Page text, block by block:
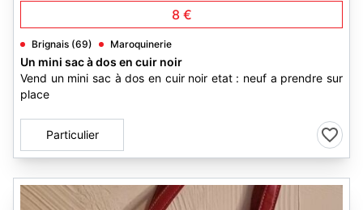
8 €
Brignais (69) Maroquinerie
Un mini sac à dos en cuir noir
Vend un mini sac à dos en cuir noir etat : neuf a prendre sur
place
Particulier